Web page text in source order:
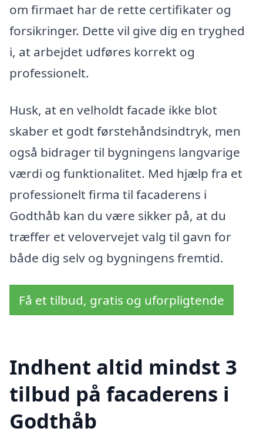
om firmaet har de rette certifikater og
forsikringer. Dette vil give dig en tryghed
i, at arbejdet udføres korrekt og
professionelt.
Husk, at en velholdt facade ikke blot
skaber et godt førstehåndsindtryk, men
også bidrager til bygningens langvarige
værdi og funktionalitet. Med hjælp fra et
professionelt firma til facaderens i
Godthåb kan du være sikker på, at du
træffer et velovervejet valg til gavn for
både dig selv og bygningens fremtid.
Få et tilbud, gratis og uforpligtende
Indhent altid mindst 3
tilbud på facaderens i
Godthåb